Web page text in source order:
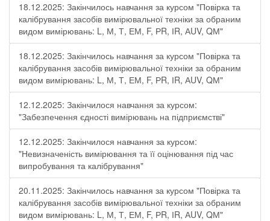
18.12.2025: Закінчилось навчання за курсом "Повірка та
калібрування засобів вимірювальної техніки за обраним
видом вимірювань: L, М, Т, ЕМ, F, РR, ІR, АUV, QМ"
18.12.2025: Закінчилось навчання за курсом "Повірка та
калібрування засобів вимірювальної техніки за обраним
видом вимірювань: L, М, Т, ЕМ, F, РR, ІR, АUV, QМ"
12.12.2025: Закінчилося навчання за курсом:
"Забезпечення єдності вимірювань на підприємстві"
12.12.2025: Закінчилося навчання за курсом:
"Невизначеність вимірювання та її оцінювання під час
випробування та калібрування"
20.11.2025: Закінчилось навчання за курсом "Повірка та
калібрування засобів вимірювальної техніки за обраним
видом вимірювань: L, М, Т, ЕМ, F, РR, ІR, АUV, QМ"